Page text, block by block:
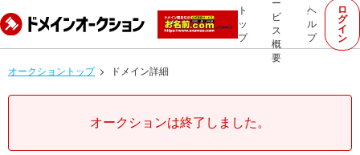
ト
ッ
プ
ー
ビ
ス
概
要
ヘ
ル
プ
ロ
グ
イ
ン
オークショントップ ドメイン詳細
オークションは終了しました。